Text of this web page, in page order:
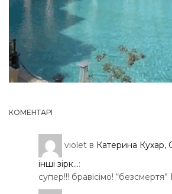
КОМЕНТАРІ
violet в Катерина Кухар,
інші зірк...:
супер!!! бравісімо!